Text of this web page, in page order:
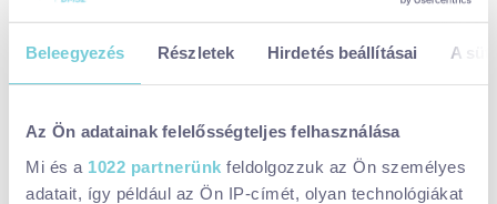
Beleegyezés Részletek Hirdetés beállításai A
Az Ön adatainak felelősségteljes felhasználása
Mi és a 1022 partnerünk feldolgozzuk az Ön személyes
adatait, így például az Ön IP-címét, olyan technológiákat
A VisitBalaton365 regionális desztinációmenedzsment-szervezet
kiemelt feladatai közé tartozik a szakmai információáramlás